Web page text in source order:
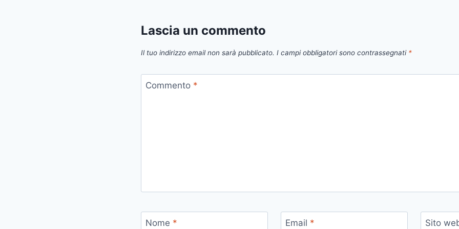
Lascia un commento
Il tuo indirizzo email non sarà pubblicato. I campi obbligatori sono contrassegnati *
Commento *
Nome * Email * Sito